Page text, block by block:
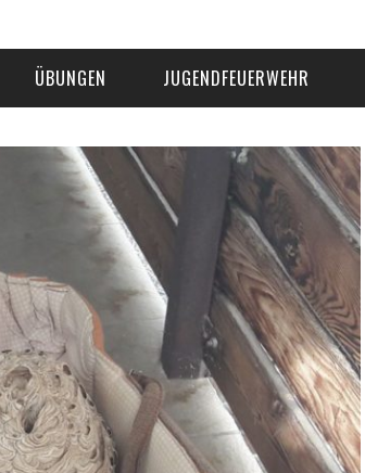
ÜBUNGEN JUGENDFEUERWEHR